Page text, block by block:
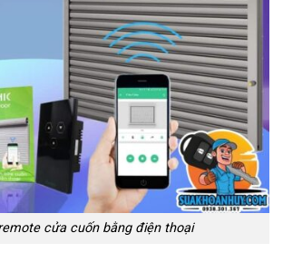
cửa cuốn bằng điện thoại